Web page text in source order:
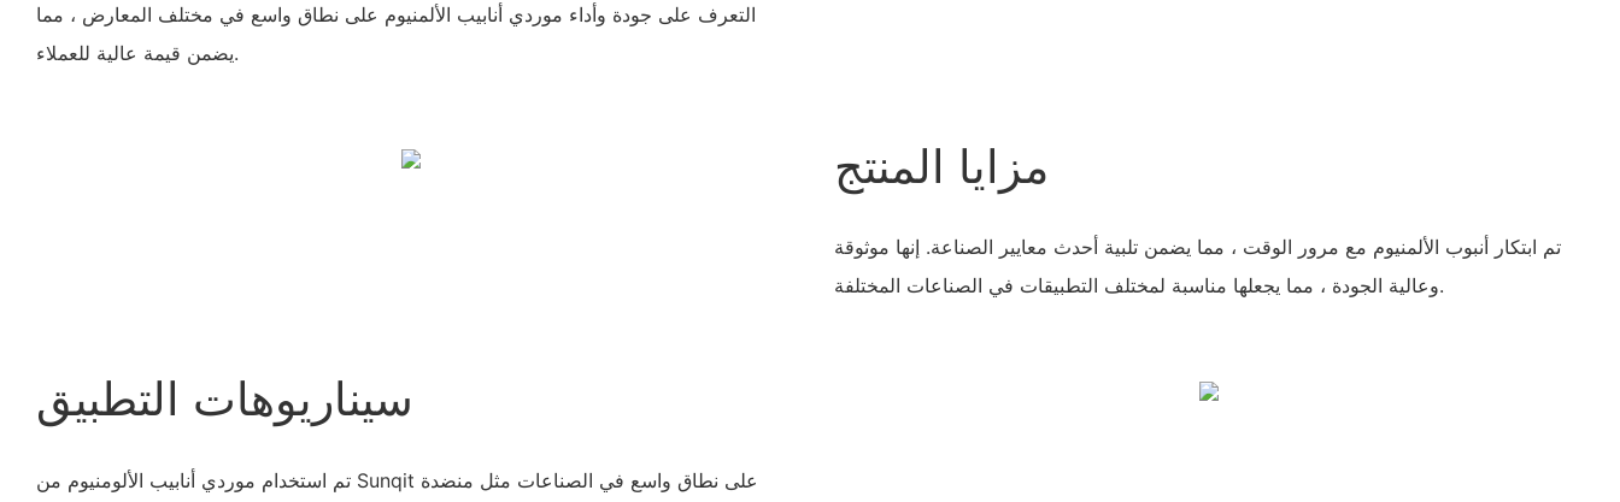
التعرف على جودة وأداء موردي أنابيب الألمنيوم على نطاق واسع في مختلف المعارض ، مما
يضمن قيمة عالية للعملاء.
مزايا المنتج
تم ابتكار أنبوب الألمنيوم مع مرور الوقت ، مما يضمن تلبية أحدث معايير الصناعة. إنها موثوقة
وعالية الجودة ، مما يجعلها مناسبة لمختلف التطبيقات في الصناعات المختلفة.
سيناريوهات التطبيق
تم استخدام موردي أنابيب الألومنيوم من Sunqit على نطاق واسع في الصناعات مثل منضدة